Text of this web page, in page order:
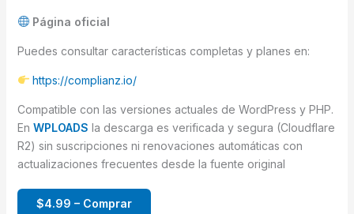
Página oficial
Puedes consultar características completas y planes en:
https://complianz.io/
Compatible con las versiones actuales de WordPress y PHP.
En WPLOADS la descarga es verificada y segura (Cloudflare
R2) sin suscripciones ni renovaciones automáticas con
actualizaciones frecuentes desde la fuente original
$4.99 – Comprar